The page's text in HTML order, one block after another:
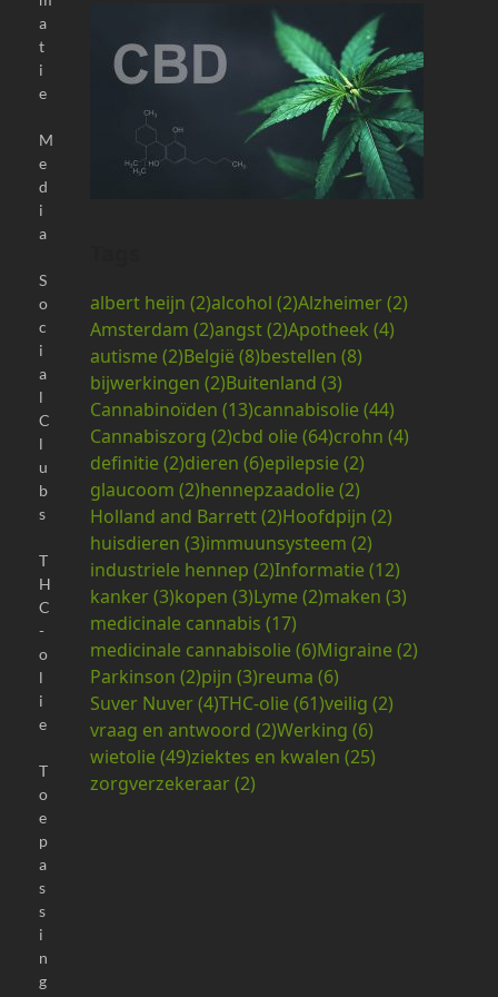
albert heijn (2)alcohol (2)Alzheimer(2)
Amsterdam (2)angst(2)Apotheek (4)
autisme (2)België (8)bestellen (8)
bijwerkingen (2)Buitenland (3)
Cannabinoïden (13)cannabisolie (44)
Cannabiszorg (2)cbd olie (64)crohn (4)
definitie (2)dieren (6)epilepsie (2)
glaucoom (2)hennepzaadolie (2)
Holland and Barrett(2)Hoofdpijn (2)
huisdieren (3)immuunsysteem (2)
industriele hennep (2)Informatie (12)
kanker(3)kopen (3)Lyme (2)maken (3)
medicinale cannabis (17)
medicinale cannabisolie (6)Migraine (2)
Parkinson (2)pijn (3)reuma (6)
Suver Nuver(4)THC-olie (61)veilig (2)
vraag en antwoord (2)Werking (6)
wietolie (49)ziektes en kwalen (25)
zorgverzekeraar(2)
a
t
i
e
M
e
d
i
a
S
o
c
i
a
l
C
l
u
b
s
T
H
C
-
o
l
i
e
T
o
e
p
a
s
s
i
n
g